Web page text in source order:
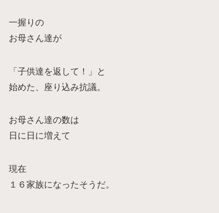
一握りの
お母さん達が
「子供達を返して！」と
始めた、座り込み抗議。
お母さん達の数は
日に日に増えて
現在
１６家族になったそうだ。